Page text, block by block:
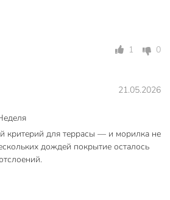
защита от плесени
насекомых
для внутренних
1 0
21.05.2026
критерий для террасы — и морилка не
дождей покрытие осталось